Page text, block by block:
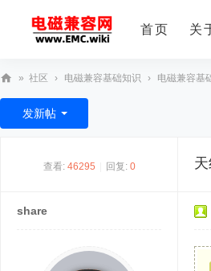
首页 关
E
» 社区 › 电磁兼容基础知识 › 电磁兼容基
发新帖
查看: 46295 回复: 0
share